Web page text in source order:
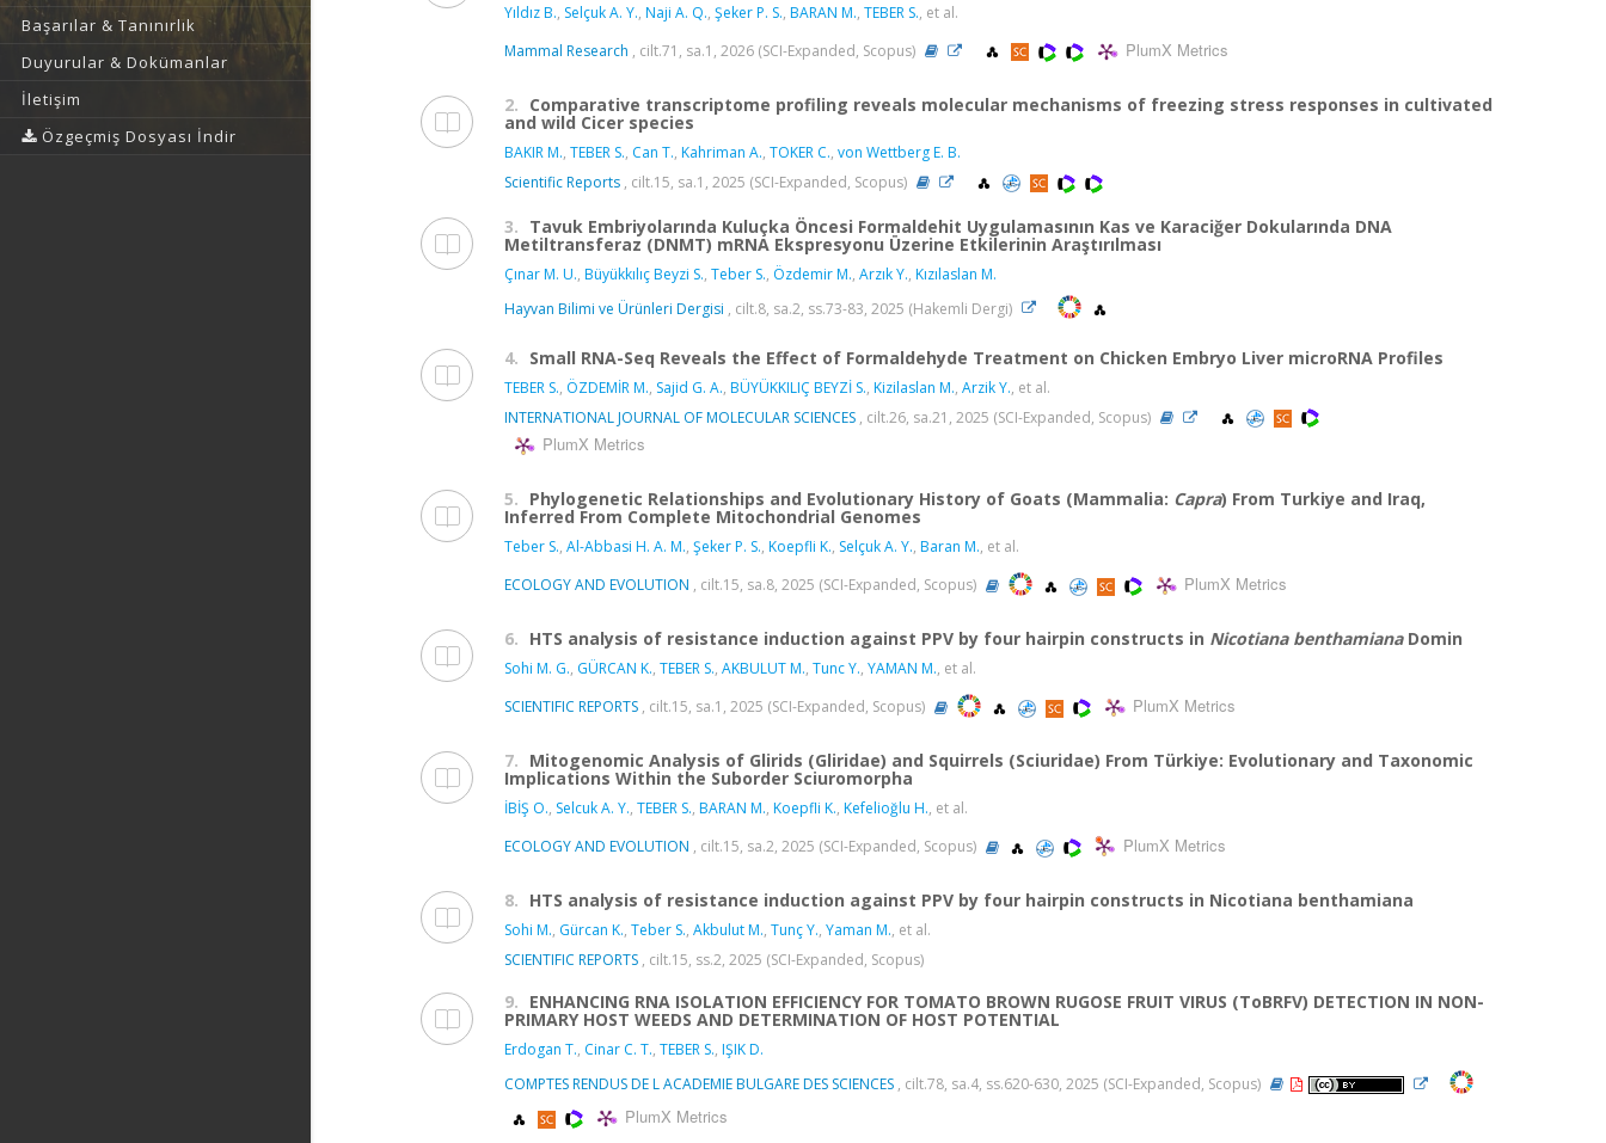
Başarılar & Tanınırlık
Duyurular & Dokümanlar
İletişim
Özgeçmiş Dosyası İndir
Yıldız B., Selçuk A. Y., Naji A. Q., Şeker P. S., BARAN M., TEBER S., et al.
Mammal Research , cilt.71, sa.1, 2026 (SCI-Expanded, Scopus) PlumX Metrics
2. Comparative transcriptome profiling reveals molecular mechanisms of freezing stress responses in cultivated
and wild Cicer species
BAKIR M., TEBER S., Can T., Kahriman A., TOKER C., von Wettberg E. B.
Scientific Reports , cilt.15, sa.1, 2025 (SCI-Expanded, Scopus)
3. Tavuk Embriyolarında Kuluçka Öncesi Formaldehit Uygulamasının Kas ve Karaciğer Dokularında DNA
Metiltransferaz (DNMT) mRNA Ekspresyonu Üzerine Etkilerinin Araştırılması
Çınar M. U., Büyükkılıç Beyzi S., Teber S., Özdemir M., Arzık Y., Kızılaslan M.
Hayvan Bilimi ve Ürünleri Dergisi , cilt.8, sa.2, ss.73-83, 2025 (Hakemli Dergi)
4. Small RNA-Seq Reveals the Effect of Formaldehyde Treatment on Chicken Embryo Liver microRNA Profiles
TEBER S., ÖZDEMİR M., Sajid G. A., BÜYÜKKILIÇ BEYZİ S., Kizilaslan M., Arzik Y., et al.
INTERNATIONAL JOURNAL OF MOLECULAR SCIENCES , cilt.26, sa.21, 2025 (SCI-Expanded, Scopus)
PlumX Metrics
5. Phylogenetic Relationships and Evolutionary History of Goats (Mammalia: Capra) From Turkiye and Iraq,
Inferred From Complete Mitochondrial Genomes
Teber S., Al-Abbasi H. A. M., Şeker P. S., Koepfli K., Selçuk A. Y., Baran M., et al.
ECOLOGY AND EVOLUTION , cilt.15, sa.8, 2025 (SCI-Expanded, Scopus) PlumX Metrics
6. HTS analysis of resistance induction against PPV by four hairpin constructs in Nicotiana benthamianaDomin
Sohi M. G., GÜRCAN K., TEBER S., AKBULUT M., Tunc Y., YAMAN M., et al.
SCIENTIFIC REPORTS , cilt.15, sa.1, 2025 (SCI-Expanded, Scopus) PlumX Metrics
7. Mitogenomic Analysis of Glirids (Gliridae) and Squirrels (Sciuridae) From Türkiye: Evolutionary and Taxonomic
Implications Within the Suborder Sciuromorpha
İBİŞ O., Selcuk A. Y., TEBER S., BARAN M., Koepfli K., Kefelioğlu H., et al.
ECOLOGY AND EVOLUTION , cilt.15, sa.2, 2025 (SCI-Expanded, Scopus) PlumX Metrics
8. HTS analysis of resistance induction against PPV by four hairpin constructs in Nicotiana benthamiana
Sohi M., Gürcan K., Teber S., Akbulut M., Tunç Y., Yaman M., et al.
SCIENTIFIC REPORTS , cilt.15, ss.2, 2025 (SCI-Expanded, Scopus)
9. ENHANCING RNA ISOLATION EFFICIENCY FOR TOMATO BROWN RUGOSE FRUIT VIRUS (ToBRFV) DETECTION IN NON-
PRIMARY HOST WEEDS AND DETERMINATION OF HOST POTENTIAL
Erdogan T., Cinar C. T., TEBER S., IŞIK D.
COMPTES RENDUS DE L ACADEMIE BULGARE DES SCIENCES , cilt.78, sa.4, ss.620-630, 2025 (SCI-Expanded, Scopus)
PlumX Metrics